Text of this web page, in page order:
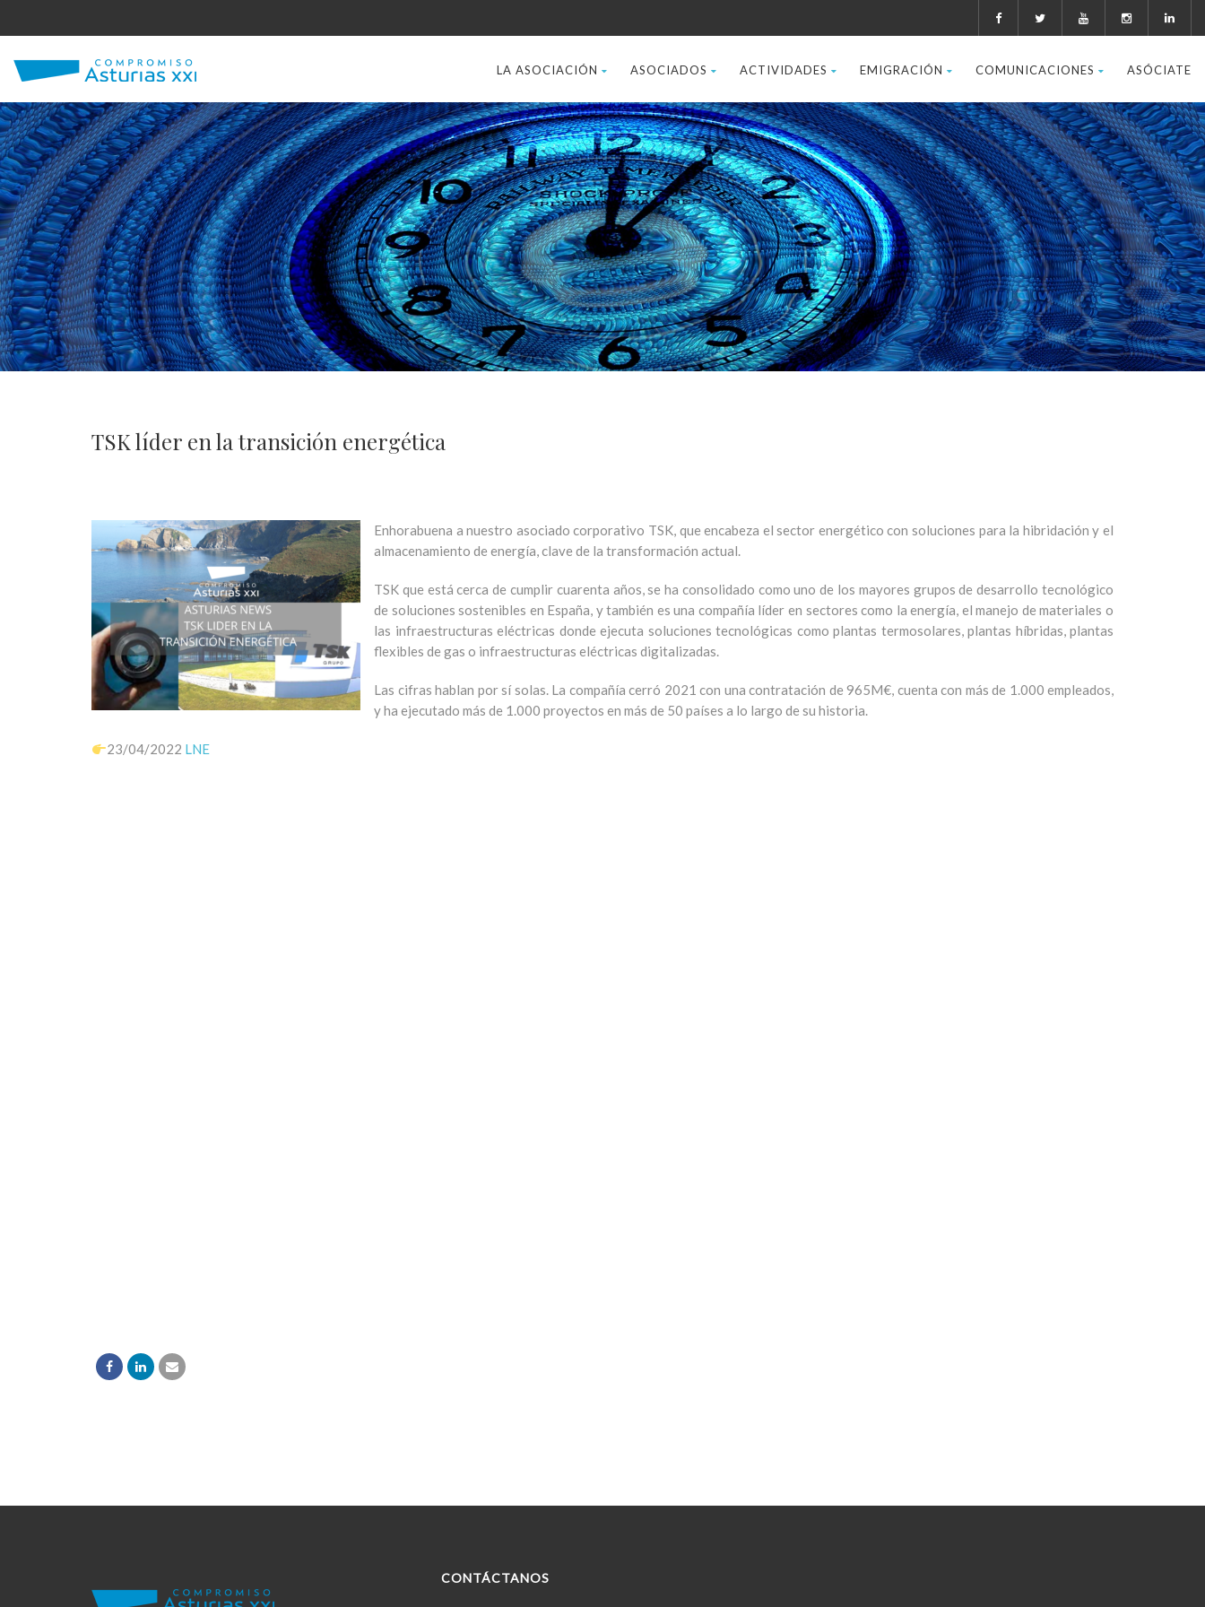
LA ASOCIACIÓN ASOCIADOS ACTIVIDADES EMIGRACIÓN COMUNICACIONES ASÓCIATE
TSK líder en la transición energética
Enhorabuena a nuestro asociado corporativo TSK, que encabeza el sector energético con soluciones para la hibridación y el
almacenamiento de energía, clave de la transformación actual.
TSK que está cerca de cumplir cuarenta años, se ha consolidado como uno de los mayores grupos de desarrollo tecnológico
de soluciones sostenibles en España, y también es una compañía líder en sectores como la energía, el manejo de materiales o
las infraestructuras eléctricas donde ejecuta soluciones tecnológicas como plantas termosolares, plantas híbridas, plantas
flexibles de gas o infraestructuras eléctricas digitalizadas.
Las cifras hablan por sí solas. La compañía cerró 2021 con una contratación de 965M€, cuenta con más de 1.000 empleados,
y ha ejecutado más de 1.000 proyectos en más de 50 países a lo largo de su historia.
23/04/2022 LNE
CONTÁCTANOS